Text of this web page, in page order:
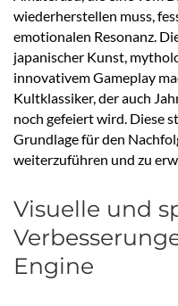
wiederherstellen muss,
emotionalen Resonanz.
japanischer Kunst,
innovativem Gameplay
Kultklassiker, der auch
noch gefeiert wird. Diese
Grundlage für den
weiterzuführen und zu
Visuelle und
Engine